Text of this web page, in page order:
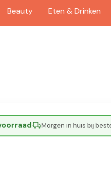
Beauty Eten & Drinken
· Morgen in huis bij